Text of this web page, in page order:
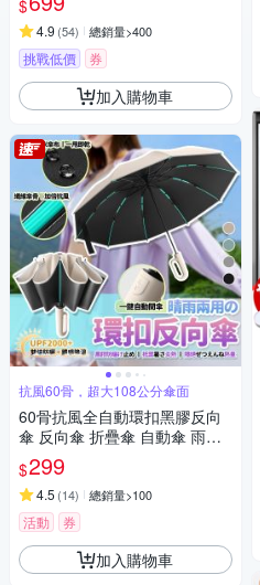
$
4.9 (54) 總銷量>400
挑戰低價 券
加入購物車
抗風60骨，超大108公分傘面
60骨抗風全自動環扣黑膠反向
傘 反向傘 折疊傘 自動傘 雨傘
遮陽傘 樂豐生活
$299
4.5 (14) 總銷量>100
活動 券
加入購物車